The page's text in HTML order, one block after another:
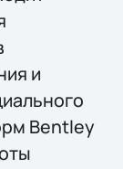
и
Bentley